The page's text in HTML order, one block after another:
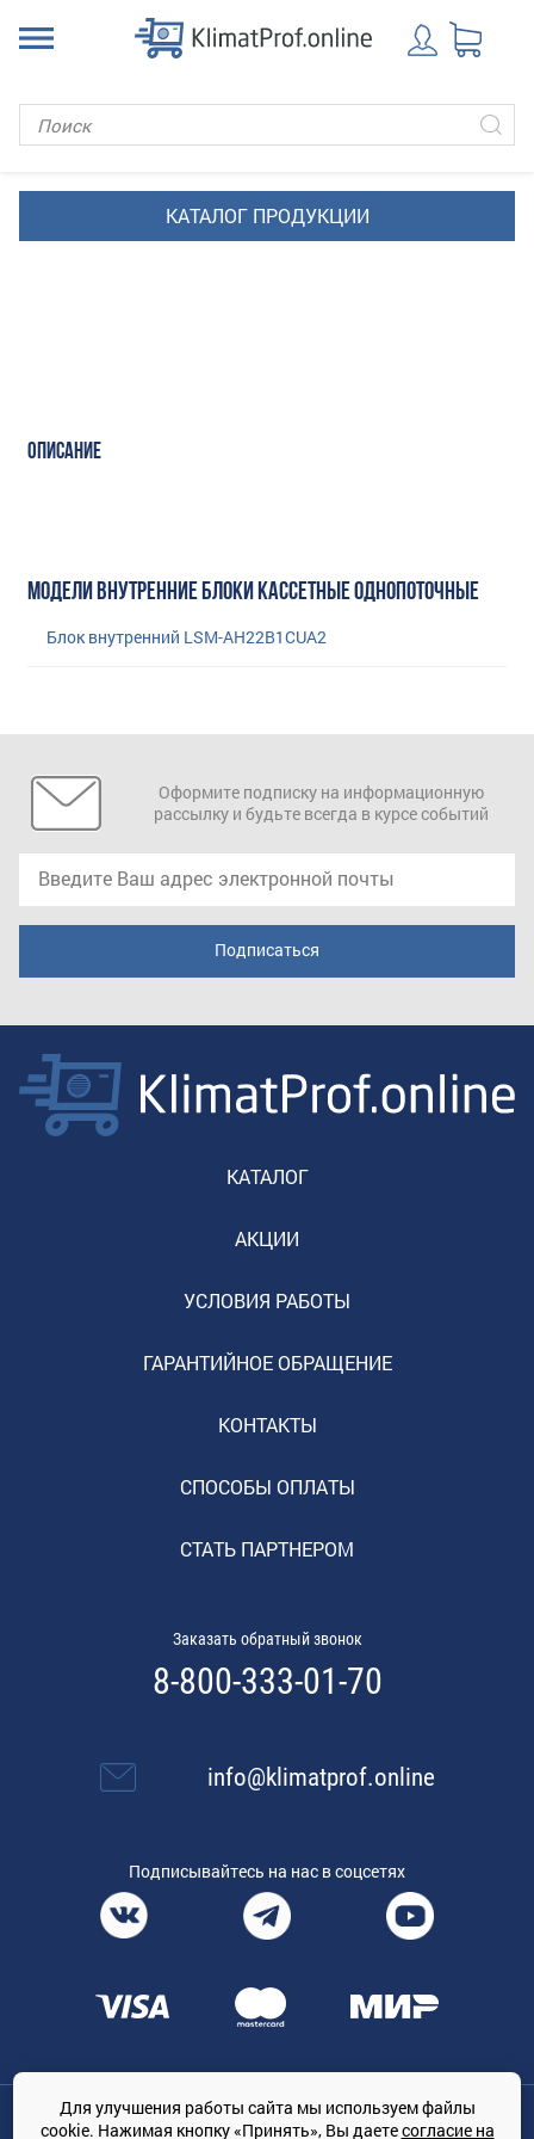
ОПИСАНИЕ
МОДЕЛИ ВНУТРЕННИЕ БЛОКИ КАССЕТНЫЕ ОДНОПОТОЧНЫЕ
Блок внутренний LSM-AH22B1CUA2
Оформите подписку на информационную
рассылку и будьте всегда в курсе событий
КАТАЛОГ
АКЦИИ
УСЛОВИЯ РАБОТЫ
ГАРАНТИЙНОЕ ОБРАЩЕНИЕ
КОНТАКТЫ
СПОСОБЫ ОПЛАТЫ
СТАТЬ ПАРТНЕРОМ
Заказать обратный звонок
8-800-333-01-70
info@klimatprof.online
Подписывайтесь на нас в соцсетях
Общество с ограниченной ответственностью «ТРЕЙДКОН», ОГРН:
Для улучшения работы сайта мы используем файлы
cookie. Нажимая кнопку «Принять», Вы даетесогласие на